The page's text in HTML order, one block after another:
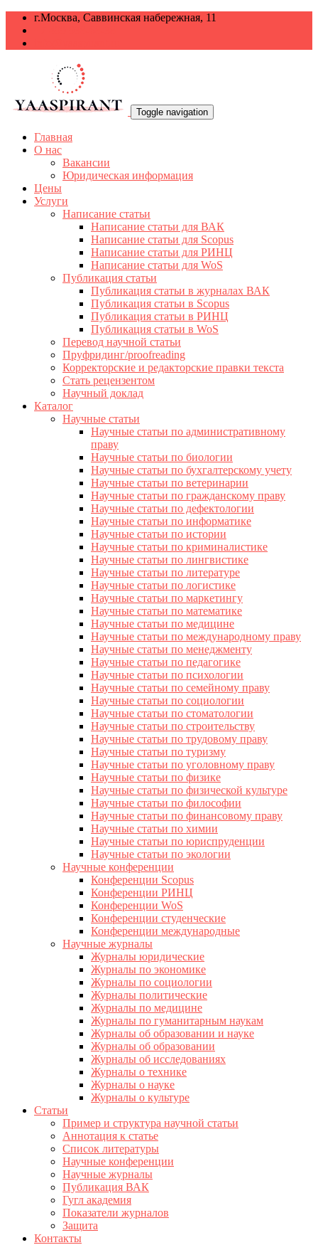
г.Москва, Саввинская набережная, 11
Toggle navigation
Главная
О нас
Вакансии
Юридическая информация
Цены
Услуги
Написание статьи
Написание статьи для ВАК
Написание статьи для Scopus
Написание статьи для РИНЦ
Написание статьи для WoS
Публикация статьи
Публикация статьи в журналах ВАК
Публикация статьи в Scopus
Публикация статьи в РИНЦ
Публикация статьи в WoS
Перевод научной статьи
Пруфридинг/proofreading
Корректорские и редакторские правки текста
Стать рецензентом
Научный доклад
Каталог
Научные статьи
Научные статьи по административному
праву
Научные статьи по биологии
Научные статьи по бухгалтерскому учету
Научные статьи по ветеринарии
Научные статьи по гражданскому праву
Научные статьи по дефектологии
Научные статьи по информатике
Научные статьи по истории
Научные статьи по криминалистике
Научные статьи по лингвистике
Научные статьи по литературе
Научные статьи по логистике
Научные статьи по маркетингу
Научные статьи по математике
Научные статьи по медицине
Научные статьи по международному праву
Научные статьи по менеджменту
Научные статьи по педагогике
Научные статьи по психологии
Научные статьи по семейному праву
Научные статьи по социологии
Научные статьи по стоматологии
Научные статьи по строительству
Научные статьи по трудовому праву
Научные статьи по туризму
Научные статьи по уголовному праву
Научные статьи по физике
Научные статьи по физической культуре
Научные статьи по философии
Научные статьи по финансовому праву
Научные статьи по химии
Научные статьи по юриспруденции
Научные статьи по экологии
Научные конференции
Конференции Scopus
Конференции РИНЦ
Конференции WoS
Конференции студенческие
Конференции международные
Научные журналы
Журналы юридические
Журналы по экономике
Журналы по социологии
Журналы политические
Журналы по медицине
Журналы по гуманитарным наукам
Журналы об образовании и науке
Журналы об образовании
Журналы об исследованиях
Журналы о технике
Журналы о науке
Журналы о культуре
Статьи
Пример и структура научной статьи
Аннотация к статье
Список литературы
Научные конференции
Научные журналы
Публикация ВАК
Гугл академия
Показатели журналов
Защита
Контакты